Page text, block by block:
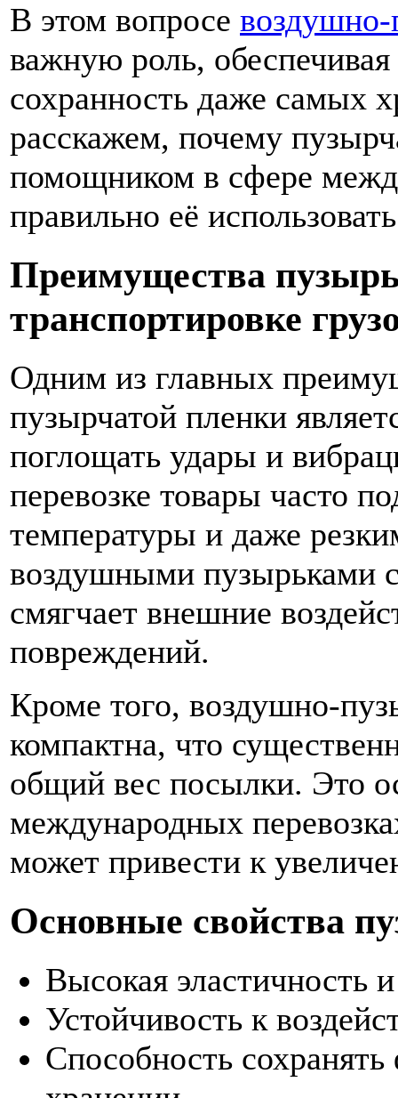
В этом вопросе воздушно-
важную роль,
сохранность даже самых
расскажем, почему
помощником в сфере
правильно её
Преимущества
транспортировке
Одним из главных
пузырчатой пленки
поглощать удары и
перевозке товары часто
температуры и даже
воздушными пузырьками
смягчает внешние
повреждений.
Кроме того, воздушно-
компактна, что
общий вес посылки. Это
международных
может привести к
Основные свойства
Высокая эластичность
Устойчивость к
Способность